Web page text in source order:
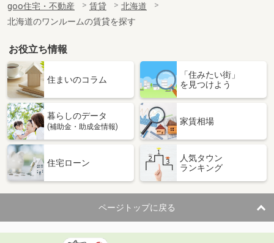
専有面積
27.54m²
間取り
1DK
北海道旭川市東光二条５丁目
価 格
2.80万円
北海道旭川市東光二条５丁目
専有面積 37.19m²
間取り
北海道札幌市白石区北郷一条７丁目
住 所
北海道札幌市白石区北郷一条７丁目
専有面積 34.65m²
間取り
1LDK
北海道滝川市黄金町西４丁目
goo住宅・不動産 賃貸
北海道
北海道のワンルームの賃貸を探す
お役立ち情報
住まいのコラム
「住みたい街」
を見つけよう
暮らしのデータ
(補助金・助成金情報)
家賃相場
住宅ローン
人気タウン
ランキング
ページトップに戻る